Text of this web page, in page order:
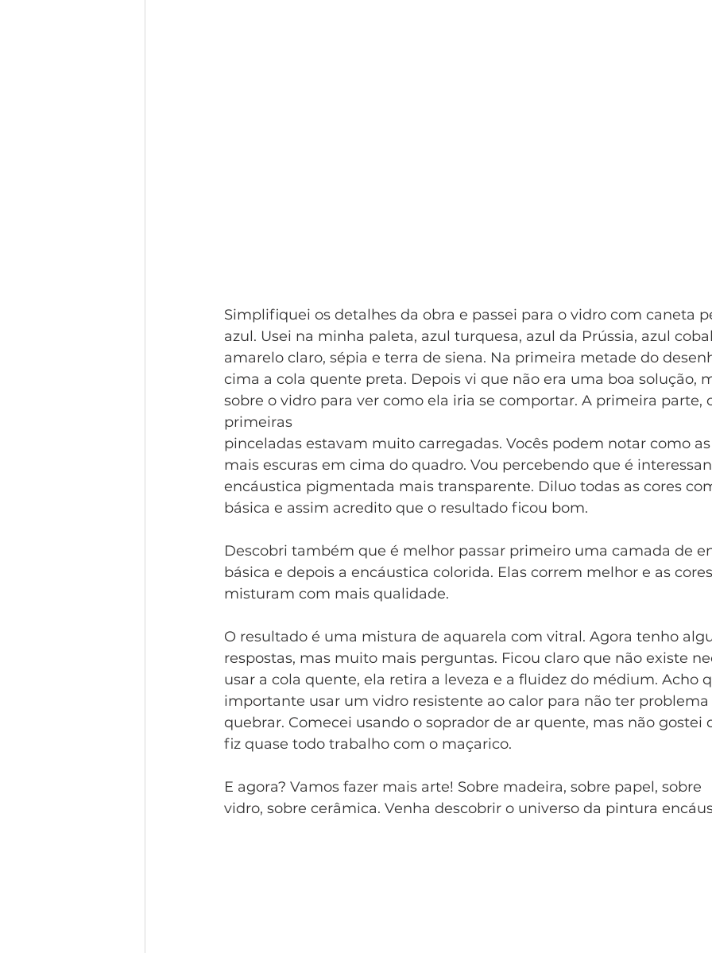
Simplifiquei os detalhes da obra e passei para o vidro com caneta
azul. Usei na minha paleta, azul turquesa, azul da Prússia, azul
amarelo claro, sépia e terra de siena. Na primeira metade do
cima a cola quente preta. Depois vi que não era uma boa solução,
sobre o vidro para ver como ela iria se comportar. A primeira parte,
primeiras
pinceladas estavam muito carregadas. Vocês podem notar como
mais escuras em cima do quadro. Vou percebendo que é
encáustica pigmentada mais transparente. Diluo todas as cores
básica e assim acredito que o resultado ficou bom.
Descobri também que é melhor passar primeiro uma camada de
básica e depois a encáustica colorida. Elas correm melhor e as
misturam com mais qualidade.
O resultado é uma mistura de aquarela com vitral. Agora tenho
respostas, mas muito mais perguntas. Ficou claro que não existe
usar a cola quente, ela retira a leveza e a fluidez do médium. Acho
importante usar um vidro resistente ao calor para não ter problema
quebrar. Comecei usando o soprador de ar quente, mas não gostei
fiz quase todo trabalho com o maçarico.
E agora? Vamos fazer mais arte! Sobre madeira, sobre papel, sobre
vidro, sobre cerâmica. Venha descobrir o universo da pintura